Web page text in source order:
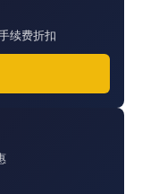
续费折扣